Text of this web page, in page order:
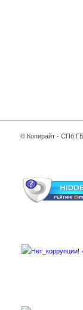
© Копирайт - СПб